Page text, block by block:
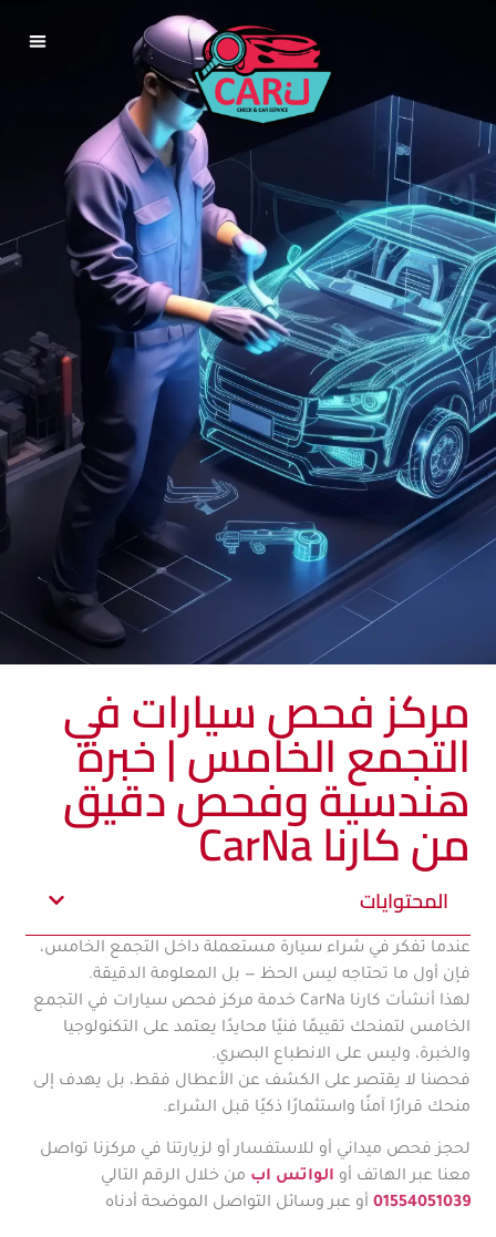
مركز فحص سيارات في
التجمع الخامس | خبرة
هندسية وفحص دقيق
من كارنا CarNa
المحتوايات
عندما تفكر في شراء سيارة مستعملة داخل التجمع الخامس،
فإن أول ما تحتاجه ليس الحظ — بل المعلومة الدقيقة.
لهذا أنشأت كارنا CarNa خدمة مركز فحص سيارات في التجمع
الخامس لتمنحك تقييمًا فنيًا محايدًا يعتمد على التكنولوجيا
والخبرة، وليس على الانطباع البصري.
فحصنا لا يقتصر على الكشف عن الأعطال فقط، بل يهدف إلى
منحك قرارًا آمنًا واستثمارًا ذكيًا قبل الشراء.
لحجز فحص ميداني أو للاستفسار أو لزيارتنا في مركزنا تواصل
معنا عبر الهاتف أو الواتس اب من خلال الرقم التالي
01554051039 أو عبر وسائل التواصل الموضحة أدناه